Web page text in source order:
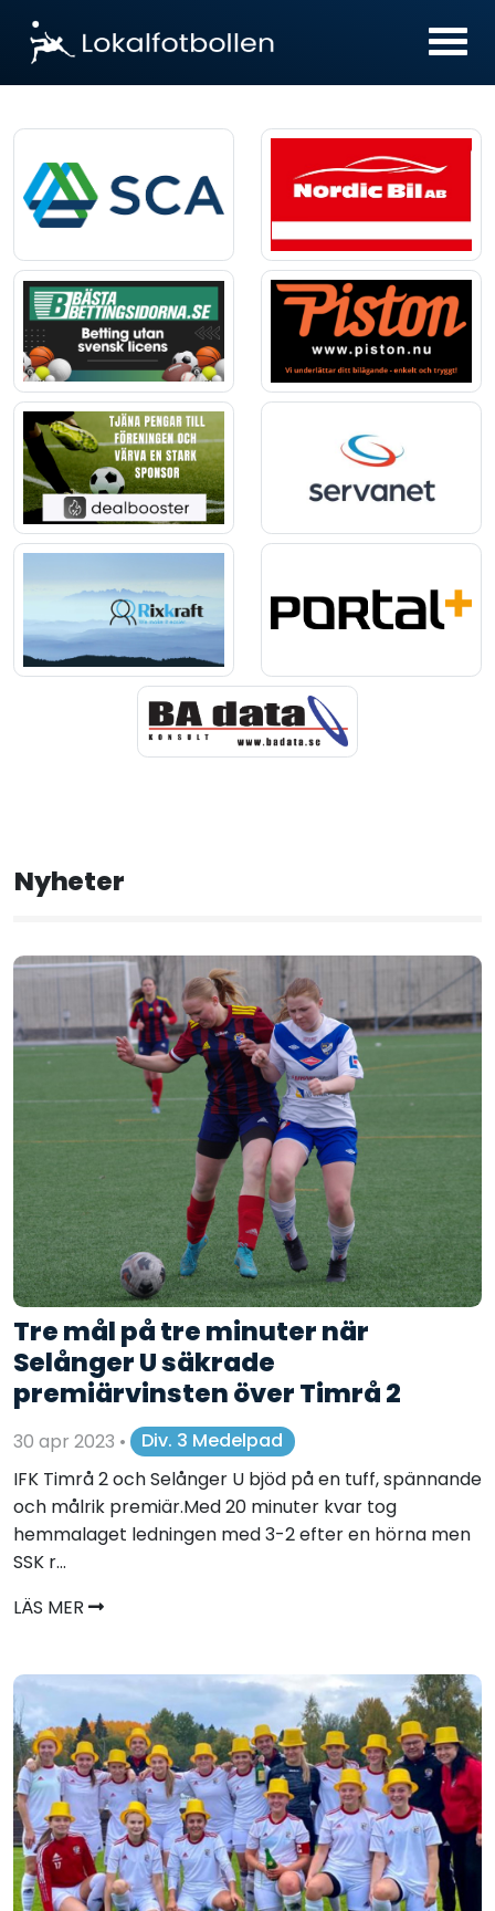
Nyheter
Tre mål på tre minuter när
Selånger U säkrade
premiärvinsten över Timrå 2
30 apr 2023 •
Div. 3 Medelpad
IFK Timrå 2 och Selånger U bjöd på en tuff, spännande
och målrik premiär.Med 20 minuter kvar tog
hemmalaget ledningen med 3-2 efter en hörna men
SSK r...
LÄS MER